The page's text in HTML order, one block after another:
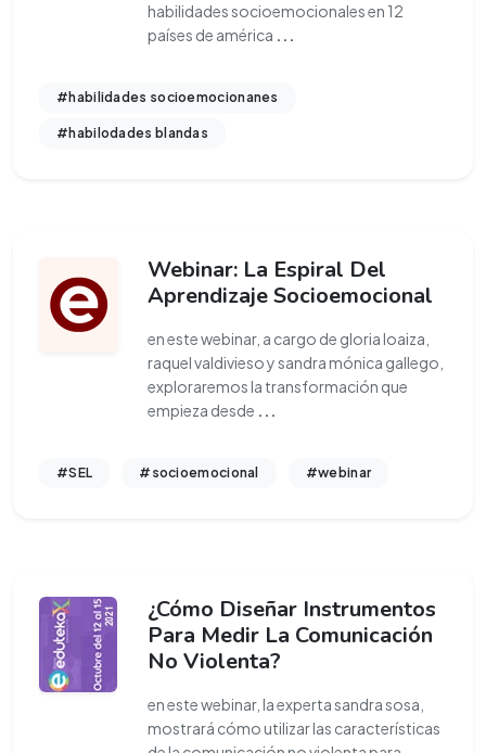
habilidades socioemocionales en 12
países de américa ...
#habilidades socioemocionanes
#habilodades blandas
Webinar: La Espiral Del
Aprendizaje Socioemocional
en este webinar, a cargo de gloria loaiza,
raquel valdivieso y sandra mónica gallego,
exploraremos la transformación que
empieza desde ...
#SEL #socioemocional #webinar
¿Cómo Diseñar Instrumentos
Para Medir La Comunicación
No Violenta?
en este webinar, la experta sandra sosa,
mostrará cómo utilizar las características